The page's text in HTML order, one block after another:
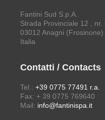
Fantini Sud S.p.A.
Strada Provinciale 12 , nr.
03012 Anagni (Frosinone)
Italia
Contatti / Contacts
Tel.: +39 0775 77491 r.a.
Fax: + 39 0775 769640
Mail: info@fantinispa.it